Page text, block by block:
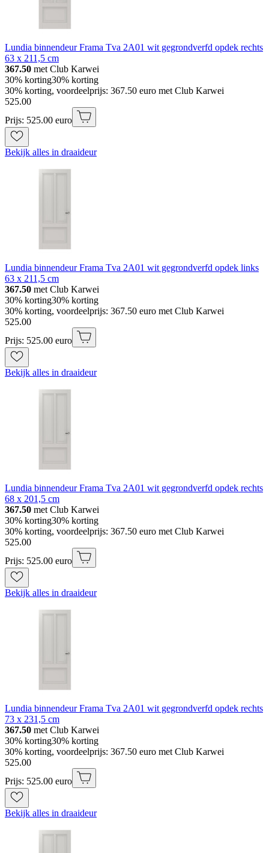
Lundia binnendeur Frama Tva 2A01 wit gegrondverfd opdek rechts
63 x 211,5 cm
367.50 met Club Karwei
30% korting30% korting
30% korting, voordeelprijs: 367.50 euro met Club Karwei
525.00
Prijs: 525.00 euro
Bekijk alles in draaideur
Lundia binnendeur Frama Tva 2A01 wit gegrondverfd opdek links
63 x 211,5 cm
367.50 met Club Karwei
30% korting30% korting
30% korting, voordeelprijs: 367.50 euro met Club Karwei
525.00
Prijs: 525.00 euro
Bekijk alles in draaideur
Lundia binnendeur Frama Tva 2A01 wit gegrondverfd opdek rechts
68 x 201,5 cm
367.50 met Club Karwei
30% korting30% korting
30% korting, voordeelprijs: 367.50 euro met Club Karwei
525.00
Prijs: 525.00 euro
Bekijk alles in draaideur
Lundia binnendeur Frama Tva 2A01 wit gegrondverfd opdek rechts
73 x 231,5 cm
367.50 met Club Karwei
30% korting30% korting
30% korting, voordeelprijs: 367.50 euro met Club Karwei
525.00
Prijs: 525.00 euro
Bekijk alles in draaideur